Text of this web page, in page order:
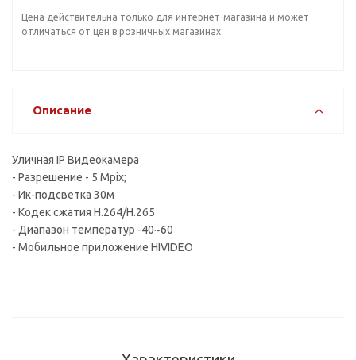
Цена действительна только для интернет-магазина и может
отличаться от цен в розничных магазинах
Описание
Уличная IP Видеокамера
- Разрешение - 5 Mpix;
- Ик-подсветка 30м
- Кодек сжатия H.264/H.265
- Диапазон температур -40~60
- Мобильное приложение HIVIDEO